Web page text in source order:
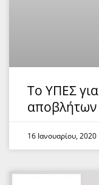
Το ΥΠΕΣ
αποβλήτων
16 Ιανουαρίου, 2020